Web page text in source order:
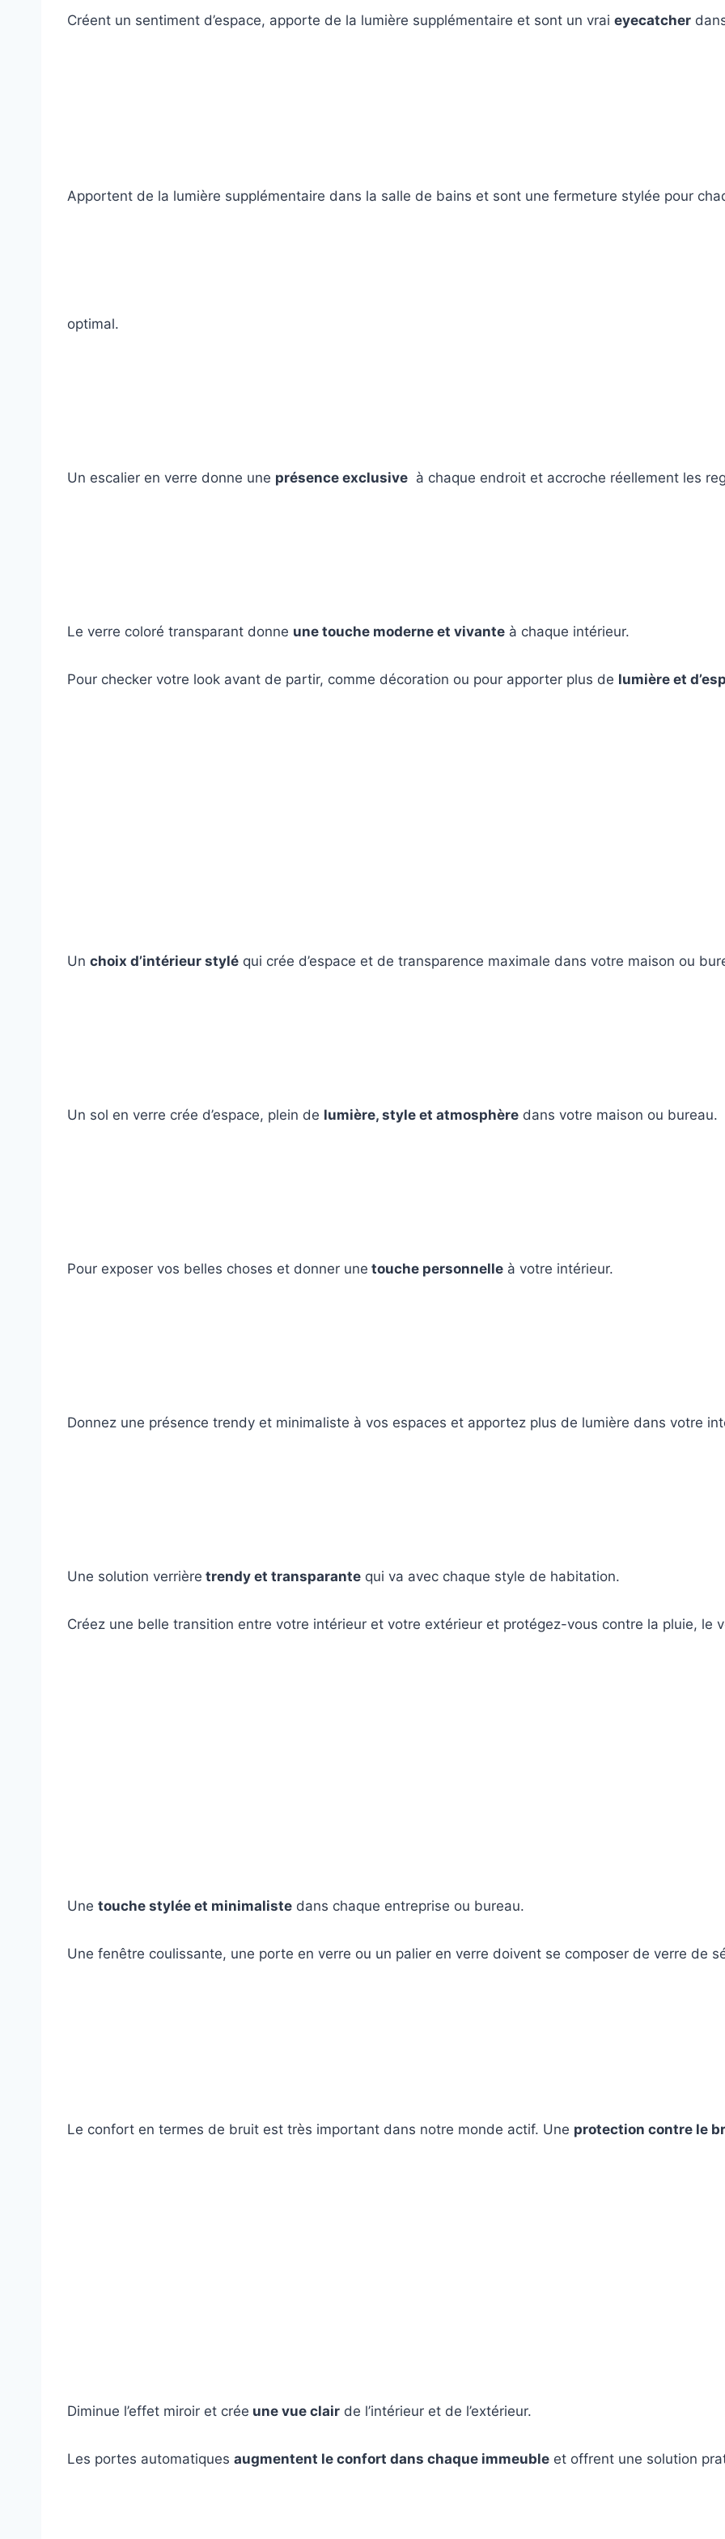
Créent un sentiment d’espace, apporte de la lumière supplémentaire et sont un vrai eyecatcher
Apportent de la lumière supplémentaire dans la salle de bains et sont une fermeture stylée pour
optimal.
Un escalier en verre donne une présence exclusive à chaque endroit et accroche réellement les
Le verre coloré transparant donne une touche moderne et vivante à chaque intérieur.
Pour checker votre look avant de partir, comme décoration ou pour apporter plus de lumière et
Un choix d’intérieur stylé qui crée d’espace et de transparence maximale dans votre maison ou
Un sol en verre crée d’espace, plein de lumière, style et atmosphère dans votre maison ou bureau.
Pour exposer vos belles choses et donner une touche personnelle à votre intérieur.
Donnez une présence trendy et minimaliste à vos espaces et apportez plus de lumière dans votre
Une solution verrière trendy et transparante qui va avec chaque style de habitation.
Créez une belle transition entre votre intérieur et votre extérieur et protégez-vous contre la pluie, le
Une touche stylée et minimaliste dans chaque entreprise ou bureau.
Une fenêtre coulissante, une porte en verre ou un palier en verre doivent se composer de verre de
Le confort en termes de bruit est très important dans notre monde actif. Une protection contre le
Diminue l’effet miroir et crée une vue clair de l’intérieur et de l’extérieur.
Les portes automatiques augmentent le confort dans chaque immeuble et offrent une solution